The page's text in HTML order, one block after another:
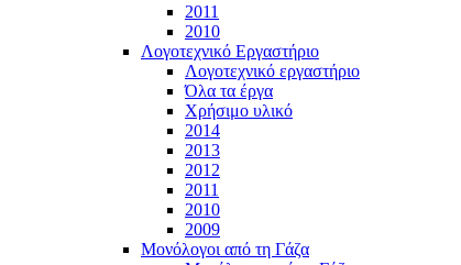
2011
2010
Λογοτεχνικό Εργαστήριο
Λογοτεχνικό εργαστήριο
Όλα τα έργα
Χρήσιμο υλικό
2014
2013
2012
2011
2010
2009
Μονόλογοι από τη Γάζα